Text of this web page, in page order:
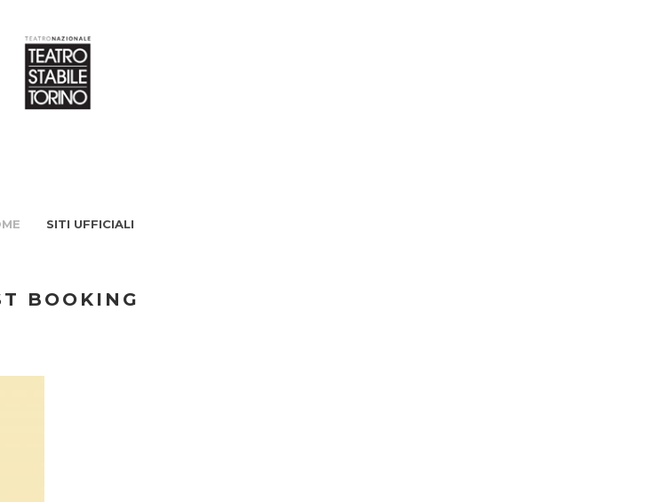
SITI UFFICIALI
BOOKING